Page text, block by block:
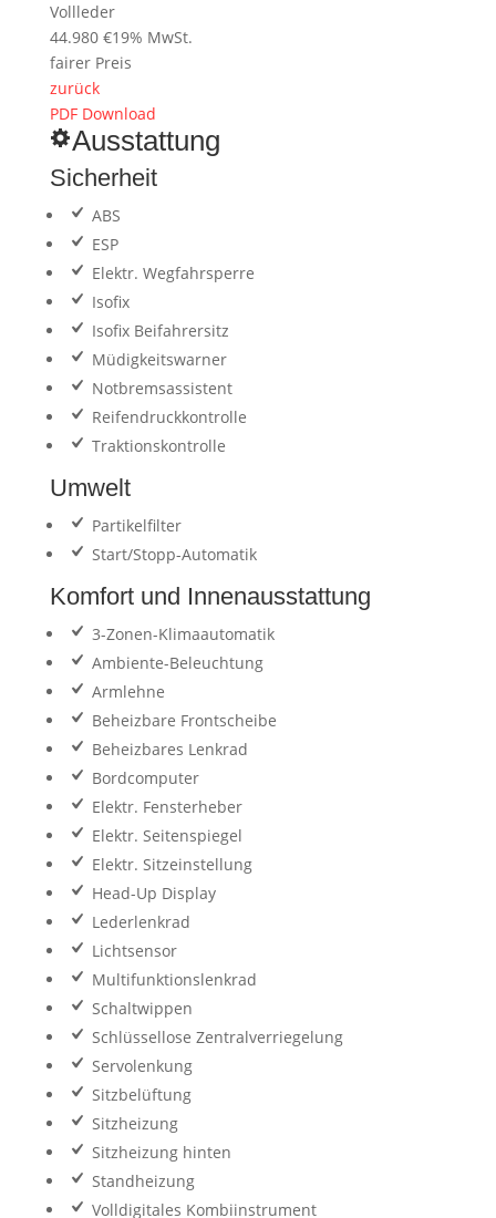
Vollleder
44.980 €19% MwSt.
fairer Preis
zurück
PDF Download
Ausstattung
Sicherheit
ABS
ESP
Elektr. Wegfahrsperre
Isofix
Isofix Beifahrersitz
Müdigkeitswarner
Notbremsassistent
Reifendruckkontrolle
Traktionskontrolle
Umwelt
Partikelfilter
Start/Stopp-Automatik
Komfort und Innenausstattung
3-Zonen-Klimaautomatik
Ambiente-Beleuchtung
Armlehne
Beheizbare Frontscheibe
Beheizbares Lenkrad
Bordcomputer
Elektr. Fensterheber
Elektr. Seitenspiegel
Elektr. Sitzeinstellung
Head-Up Display
Lederlenkrad
Lichtsensor
Multifunktionslenkrad
Schaltwippen
Schlüssellose Zentralverriegelung
Servolenkung
Sitzbelüftung
Sitzheizung
Sitzheizung hinten
Standheizung
Volldigitales Kombiinstrument